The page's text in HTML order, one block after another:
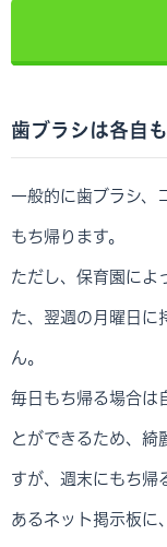
歯ブラシは各自
一般的に歯ブラシ、
もち帰ります。
ただし、保育園によ
た、翌週の月曜日に
ん。
毎日もち帰る場合は
とができるため、綺
すが、週末にもち帰
あるネット掲示板に